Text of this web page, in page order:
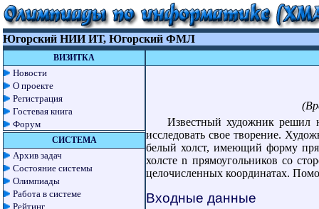
Югорский НИИ ИТ, Югорский ФМЛ
ВИЗИТКА
Новости
О проекте
Регистрация
Гостевая книга
Форум
СИСТЕМА
Архив задач
Состояние системы
Олимпиады
Работа в системе
Рейтинг
Известный художник решил
исследовать свое творение.
белый холст, имеющий форму
холсте n прямоугольников со
целочисленных координатах.
Входные данные